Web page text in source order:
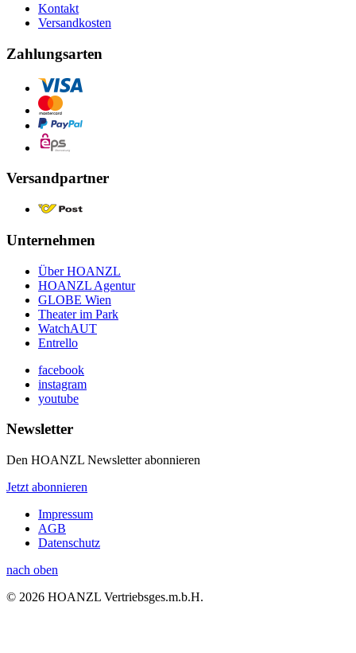
Kontakt
Versandkosten
Zahlungsarten
Versandpartner
Unternehmen
Über HOANZL
HOANZL Agentur
GLOBE Wien
Theater im Park
WatchAUT
Entrello
facebook
instagram
youtube
Newsletter
Den HOANZL Newsletter abonnieren
Jetzt abonnieren
Impressum
AGB
Datenschutz
nach oben
© 2026 HOANZL Vertriebsges.m.b.H.